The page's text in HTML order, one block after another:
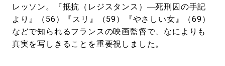
レッソン。『抵抗（レジスタンス）―死刑囚の手記
より』（56）『スリ』（59）『やさしい女』（69）
などで知られるフランスの映画監督で、なによりも
真実を写しきることを重要視しました。